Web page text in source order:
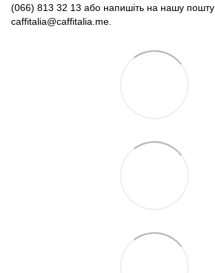
(066) 813 32 13 або напишіть на нашу пошту
caffitalia@caffitalia.me.